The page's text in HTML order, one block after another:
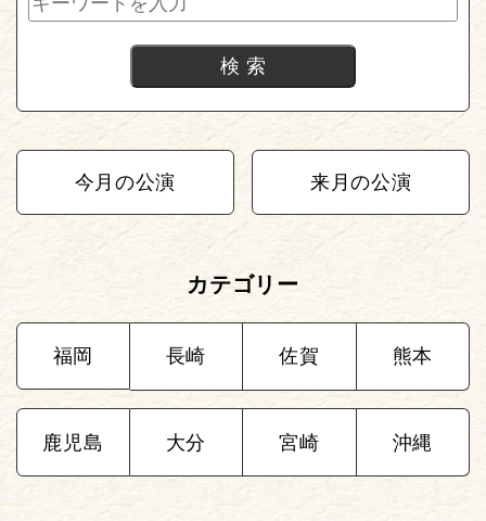
今月の公演 来月の公演
カテゴリー
福岡 長崎 佐賀 熊本
鹿児島 大分 宮崎 沖縄